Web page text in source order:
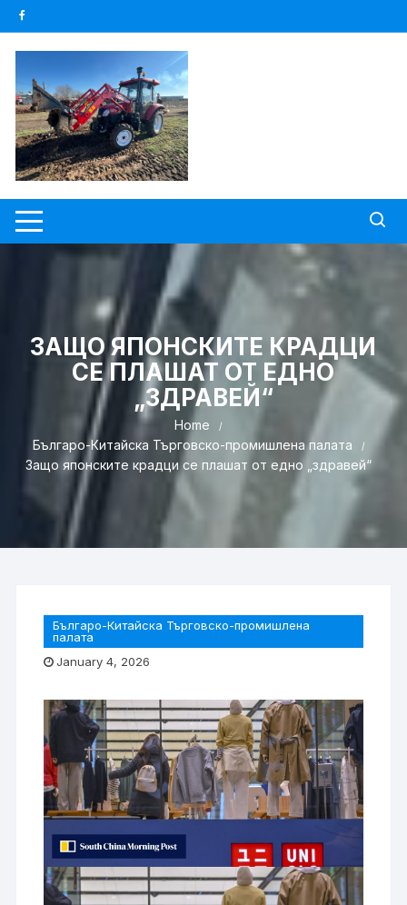
Skip
to
content
ЗАЩО ЯПОНСКИТЕ КРАДЦИ
СЕ ПЛАШАТ ОТ ЕДНО
„ЗДРАВЕЙ“
Home
Българо-Китайска Търговско-промишлена палaта
Защо японските крадци се плашат от едно „здравей“
Българо-Китайска Търговско-промишлена
палaта
January 4, 2026